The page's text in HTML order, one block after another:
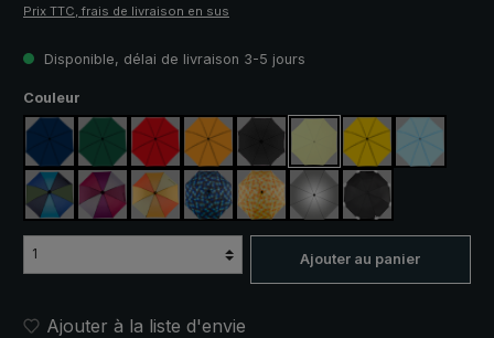
Prix TTC, frais de livraison en sus
Disponible, délai de livraison 3-5 jours
Sélectionnez
Couleur
bleu marinevert foncérouge orange noir vert clairjaune bleu clair
bleu / vertviolet / rouge / gris
orange / jaunebleu / vert à carreaux
jaune / orange à carreaux
argent, protection UV 50+
noir, avec
Ajouter au panier
Ajouter à la liste d'envie